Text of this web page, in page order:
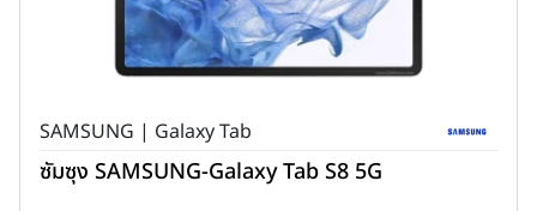
SAMSUNG | Galaxy Tab
ซัมซุง SAMSUNG-Galaxy Tab S8 5G